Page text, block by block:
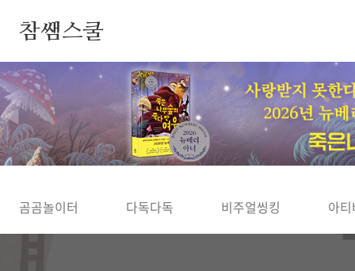
참쌤스쿨
◀
곰곰놀이터 다독다독 비주얼씽킹 아